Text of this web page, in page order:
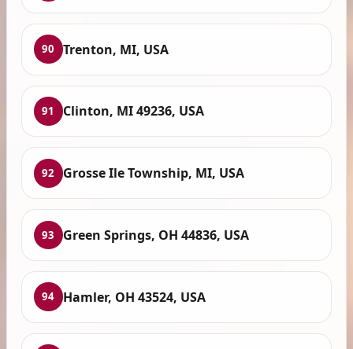
90 Trenton, MI, USA
91 Clinton, MI 49236, USA
92 Grosse Ile Township, MI, USA
93 Green Springs, OH 44836, USA
94 Hamler, OH 43524, USA